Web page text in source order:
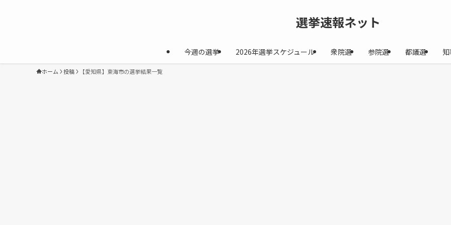
選挙速報ネット
今週の選挙 2026年選挙スケジュール 衆院選 参院選 都議選
ホーム 投稿 【愛知県】東海市の選挙結果一覧